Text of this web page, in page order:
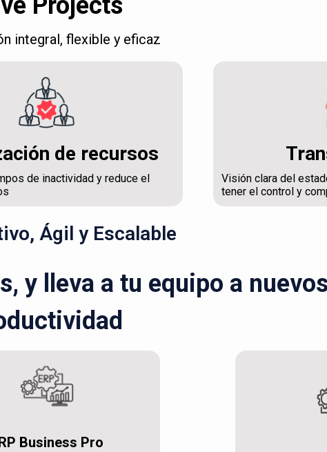
integral, flexible y eficaz
de recursos
de inactividad y reduce el
Visión clara del
tener el control y
Ágil y Escalable
y lleva a tu equipo a
Business Pro